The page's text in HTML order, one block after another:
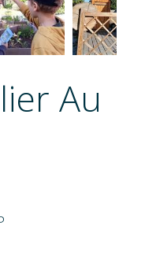
Au